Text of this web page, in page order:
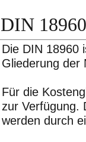
DIN 18960
Die DIN 18960
Gliederung der
Für die
zur Verfügung.
werden durch